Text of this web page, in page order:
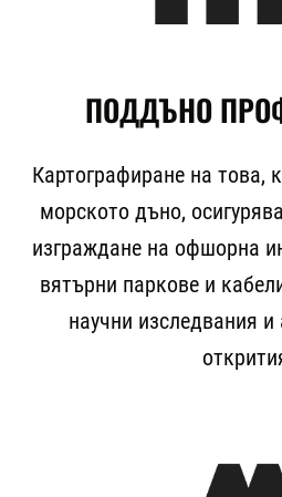
ПОДДЪНО
Картографиране на това,
морското дъно,
изграждане на офшорна
вятърни паркове и
научни изследвания и